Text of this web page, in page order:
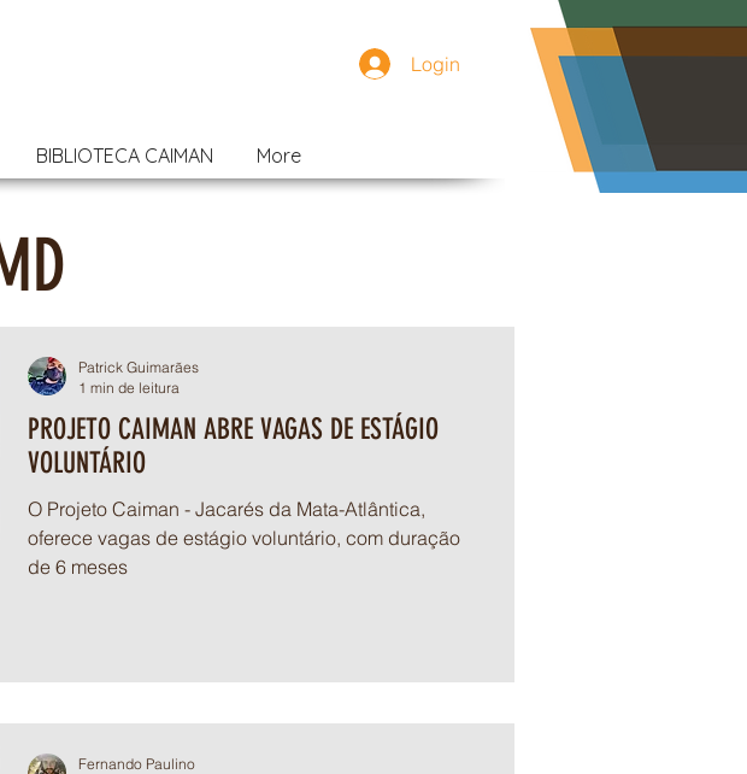
Login
BIBLIOTECA CAIMAN More
PROJETO CAIMAN ABRE VAGAS DE ESTÁGIO
VOLUNTÁRIO
O Projeto Caiman - Jacarés da Mata-Atlântica,
oferece vagas de estágio voluntário, com duração
de 6 meses
Patrick Guimarães
1 min de leitura
Fernando Paulino